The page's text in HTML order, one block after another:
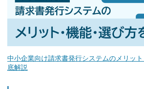
中小企業向け請求書発行システムのメリッ
底解説